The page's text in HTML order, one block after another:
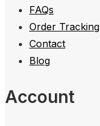
FAQs
Order Tracking
Contact
Blog
Account